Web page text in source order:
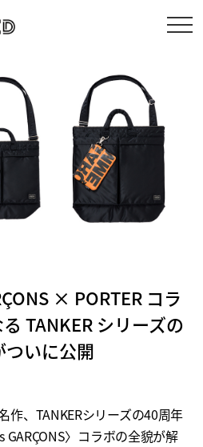
× PORTER コラ
TANKER シリーズの
ついに公開
作、TANKERシリーズの40周年
GARÇONS〉コラボの全貌が解